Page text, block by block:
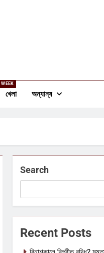
খেলা অন্যান্য
Search
Recent Posts